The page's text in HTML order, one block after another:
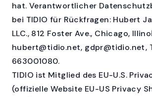
hat. Verantwortlicher
bei TIDIO für Rückfragen: Hubert
LLC., 812 Foster Ave., Chicago,
hubert@tidio.net, gdpr@tidio.net,
663001080.
TIDIO ist Mitglied des EU-U.S.
(offizielle Website EU-US Privacy